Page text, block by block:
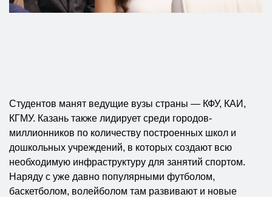
Студентов манят ведущие вузы страны — КФУ, КАИ,
КГМУ. Казань также лидирует среди городов-
миллионников по количеству построенных школ и
дошкольных учреждений, в которых создают всю
необходимую инфраструктуру для занятий спортом.
Наряду с уже давно популярными футболом,
баскетболом, волейболом там развивают и новые